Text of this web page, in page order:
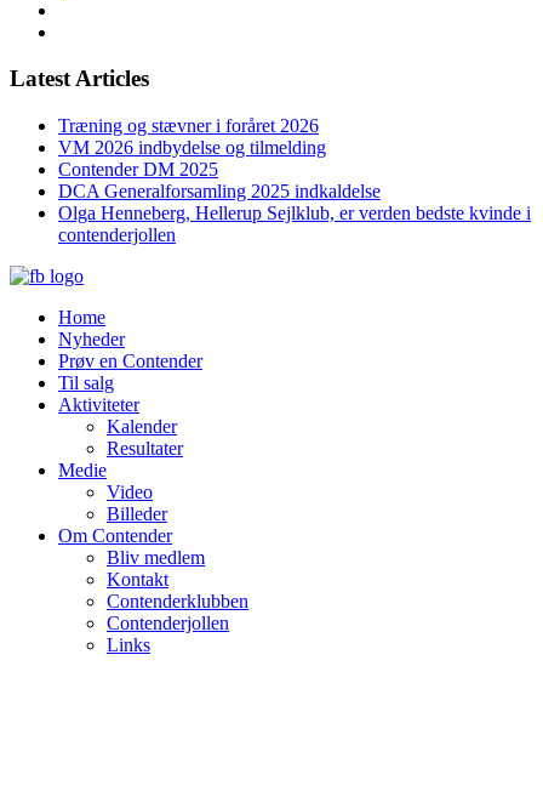
Latest Articles
Træning og stævner i foråret 2026
VM 2026 indbydelse og tilmelding
Contender DM 2025
DCA Generalforsamling 2025 indkaldelse
Olga Henneberg, Hellerup Sejlklub, er verden bedste kvinde i
contenderjollen
Home
Nyheder
Prøv en Contender
Til salg
Aktiviteter
Kalender
Resultater
Medie
Video
Billeder
Om Contender
Bliv medlem
Kontakt
Contenderklubben
Contenderjollen
Links